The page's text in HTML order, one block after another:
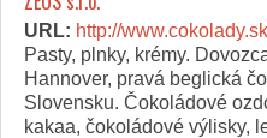
URL: http://www.cokolady.sk
Pasty, plnky, krémy.
Hannover, pravá beglická
Slovensku. Čokoládové
kakaa, čokoládové výlisky,